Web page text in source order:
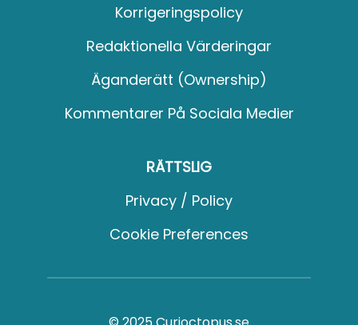
Korrigeringspolicy
Redaktionella Värderingar
Äganderätt (Ownership)
Kommentarer På Sociala Medier
RÄTTSLIG
Privacy / Policy
Cookie Preferences